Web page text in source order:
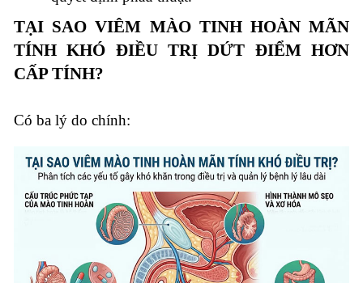
TẠI SAO VIÊM MÀO TINH HOÀN MÃN
TÍNH KHÓ ĐIỀU TRỊ DỨT ĐIỂM HƠN
CẤP TÍNH?
Có ba lý do chính: